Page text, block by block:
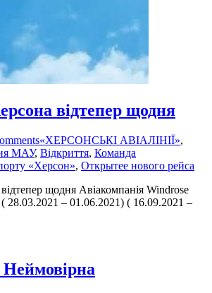
відтепер щодня
«ХЕРСОНСЬКІ АВІАЛІНІЇ»,
МАУ, Відкриття, Команда
«Херсон», Открытее нового рейса
щодня Авіакомпанія Windrose
28.03.2021 – 01.06.2021) ( 16.09.2021 –